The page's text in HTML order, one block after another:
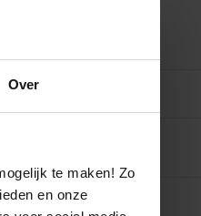
Over
te maken! Zo
en onze
!